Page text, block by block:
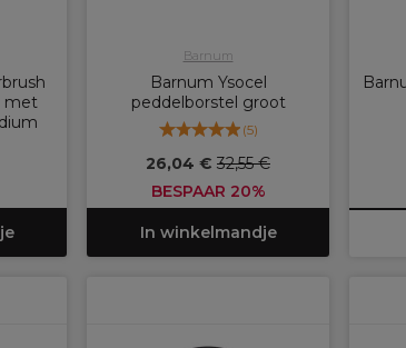
met
Barnum
Barnum Ysocel
peddelborstel groot
(5)
26,04 € 32,55 €
BESPAAR 20%
In winkelmandje